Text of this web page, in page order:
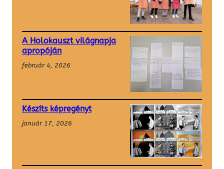
A Holokauszt világnapja
apropóján
február 4, 2026
Készíts képregényt
január 17, 2026